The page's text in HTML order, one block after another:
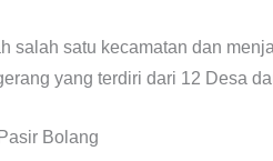
salah satu kecamatan dan
yang terdiri dari 12 Desa
Bolang